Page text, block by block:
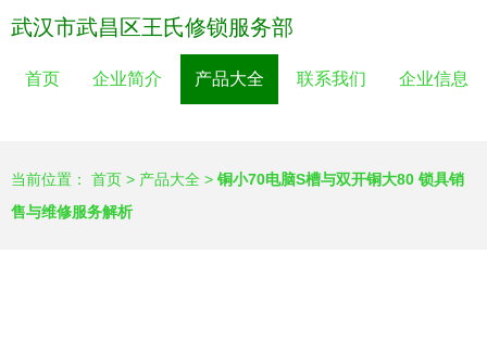
武汉市武昌区王氏修锁服务部
首页 企业简介 产品大全 联系我们 企业信息
当前位置： 首页 > 产品大全 > 铜小70电脑S槽与双开铜大80 锁具销
售与维修服务解析